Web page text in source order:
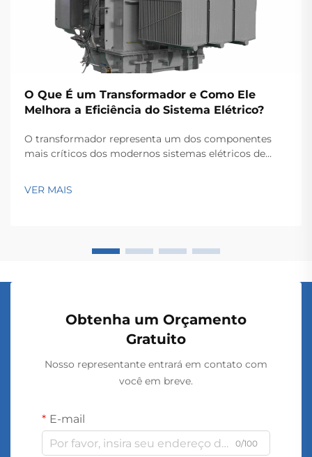
O Que É um Transformador e Como Ele
Melhora a Eficiência do Sistema Elétrico?
O transformador representa um dos componentes
mais críticos dos modernos sistemas elétricos de
longo de extensas redes. Esses dispositivos
VER MAIS
Obtenha um Orçamento
Gratuito
Nosso representante entrará em contato com
você em breve.
E-mail
0/100